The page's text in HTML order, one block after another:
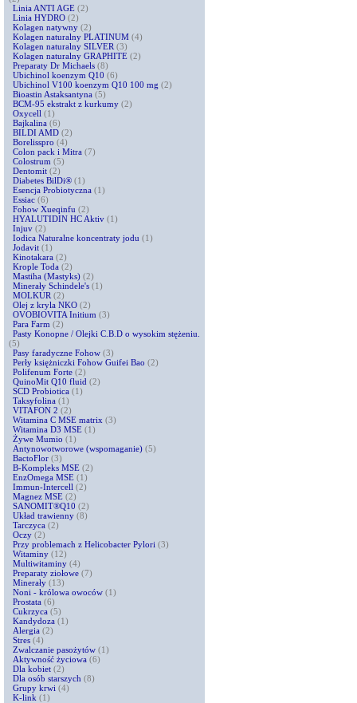
Linia ANTI AGE (2)
Linia HYDRO (2)
Kolagen natywny (2)
Kolagen naturalny PLATINUM (4)
Kolagen naturalny SILVER (3)
Kolagen naturalny GRAPHITE (2)
Preparaty Dr Michaels (8)
Ubichinol koenzym Q10 (6)
Ubichinol V100 koenzym Q10 100 mg (2)
Bioastin Astaksantyna (5)
BCM-95 ekstrakt z kurkumy (2)
Oxycell (1)
Bajkalina (6)
BILDI AMD (2)
Borelisspro (4)
Colon pack i Mitra (7)
Colostrum (5)
Dentomit (2)
Diabetes BilDi® (1)
Esencja Probiotyczna (1)
Essiac (6)
Fohow Xueqinfu (2)
HYALUTIDIN HC Aktiv (1)
Injuv (2)
Iodica Naturalne koncentraty jodu (1)
Jodavit (1)
Kinotakara (2)
Krople Toda (2)
Mastiha (Mastyks) (2)
Minerały Schindele's (1)
MOLKUR (2)
Olej z kryla NKO (2)
OVOBIOVITA Initium (3)
Para Farm (2)
Pasty Konopne / Olejki C.B.D o wysokim stężeniu.
(5)
Pasy faradyczne Fohow (3)
Perły księżniczki Fohow Guifei Bao (2)
Polifenum Forte (2)
QuinoMit Q10 fluid (2)
SCD Probiotica (1)
Taksyfolina (1)
VITAFON 2 (2)
Witamina C MSE matrix (3)
Witamina D3 MSE (1)
Żywe Mumio (1)
Antynowotworowe (wspomaganie) (5)
BactoFlor (3)
B-Kompleks MSE (2)
EnzOmega MSE (1)
Immun-Intercell (2)
Magnez MSE (2)
SANOMIT®Q10 (2)
Układ trawienny (8)
Tarczyca (2)
Oczy (2)
Przy problemach z Helicobacter Pylori (3)
Witaminy (12)
Multiwitaminy (4)
Preparaty ziołowe (7)
Minerały (13)
Noni - królowa owoców (1)
Prostata (6)
Cukrzyca (5)
Kandydoza (1)
Alergia (2)
Stres (4)
Zwalczanie pasożytów (1)
Aktywność życiowa (6)
Dla kobiet (2)
Dla osób starszych (8)
Grupy krwi (4)
K-link (1)